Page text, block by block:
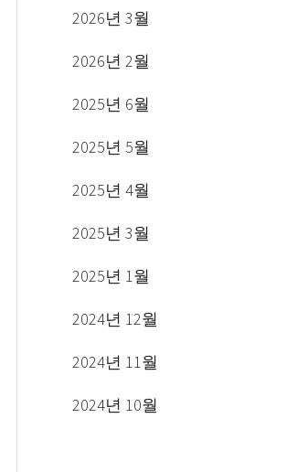
2026년 3월
2026년 2월
2025년 6월
2025년 5월
2025년 4월
2025년 3월
2025년 1월
2024년 12월
2024년 11월
2024년 10월